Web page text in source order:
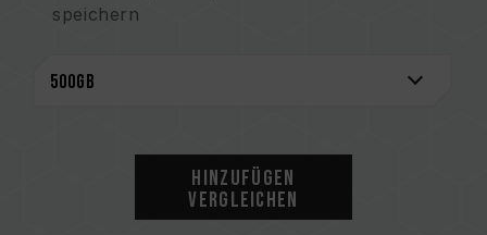
speichern
Überwachung des SSD-Zustands mit
Umfassender Schutz mit 3-Jahres-Garantie
Patente für wärmeableitende Graphen-
Hinzufügen
Vergleichen